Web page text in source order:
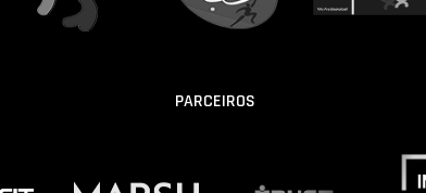
PARCEIROS